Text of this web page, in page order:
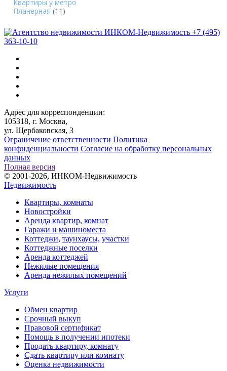
Квартиры у метро
Планерная (11)
+7 (495)
363-10-10
Адрес для корреспонденции:
105318, г. Москва,
ул. Щербаковская, 3
Ограничение ответственности Политика
конфиденциальности Согласие на обработку персональных
данных
Полная версия
© 2001-2026, ИНКОМ-Недвижимость
Недвижимость
Квартиры, комнаты
Новостройки
Аренда квартир, комнат
Гаражи и машиноместа
Коттеджи, таунхаусы, участки
Коттеджные поселки
Аренда коттеджей
Нежилые помещения
Аренда нежилых помещений
Услуги
Обмен квартир
Срочный выкуп
Правовой сертификат
Помощь в получении ипотеки
Продать квартиру, комнату
Сдать квартиру или комнату
Оценка недвижимости